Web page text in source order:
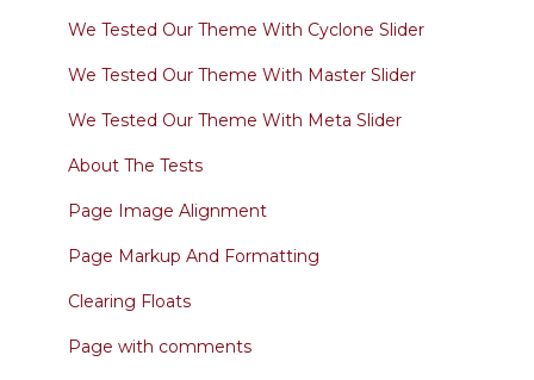
We Tested Our Theme With Cyclone Slider
We Tested Our Theme With Master Slider
We Tested Our Theme With Meta Slider
About The Tests
Page Image Alignment
Page Markup And Formatting
Clearing Floats
Page with comments